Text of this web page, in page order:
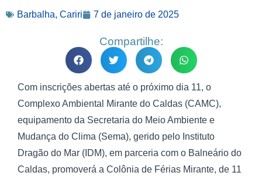
Barbalha, Cariri 7 de janeiro de 2025
Compartilhe:
Com inscrições abertas até o próximo dia 11, o
Complexo Ambiental Mirante do Caldas (CAMC),
equipamento da Secretaria do Meio Ambiente e
Mudança do Clima (Sema), gerido pelo Instituto
Dragão do Mar (IDM), em parceria com o Balneário do
Caldas, promoverá a Colônia de Férias Mirante, de 11